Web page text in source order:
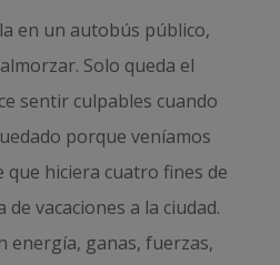
en un autobús público,
Solo queda el
sentir culpables cuando
porque veníamos
que hiciera cuatro fines de
de vacaciones a la ciudad.
energía, ganas, fuerzas,